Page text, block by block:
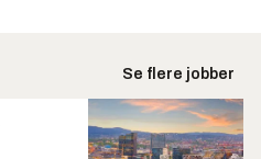
Se flere jobber